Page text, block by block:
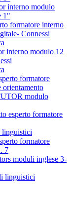
interno modulo
1"
formatore interno
Connessi
interno modulo 12
formatore
orientamento
modulo
esperto formatore
linguistici
formatore
7
moduli inglese 3-
linguistici